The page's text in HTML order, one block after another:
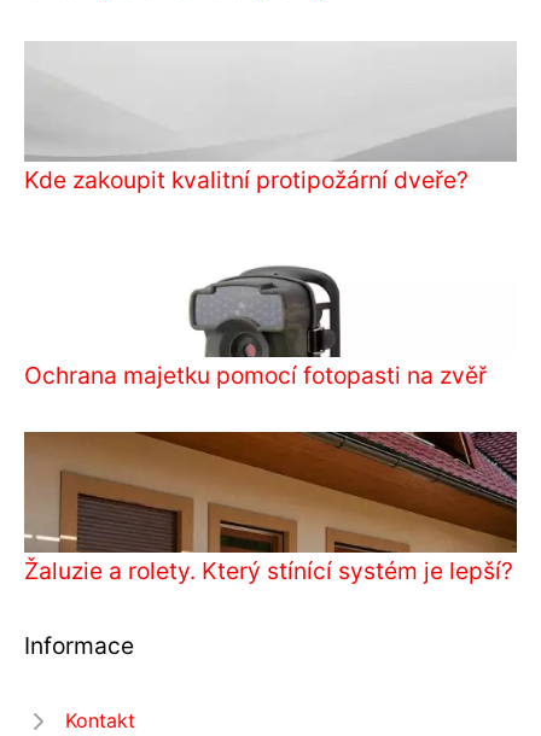
Kde zakoupit kvalitní protipožární dveře?
Ochrana majetku pomocí fotopasti na zvěř
Žaluzie a rolety. Který stínící systém je lepší?
Informace
Kontakt